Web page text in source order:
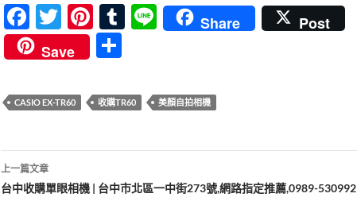
F
ac
e
b
o
o
k
T
w
itt
er
Pi
nt
er
es
t
T
bl
r
Li
Share
Post
Save
CASIO EX-TR60 收購TR60 美顏自拍相機
文
章
上一篇文章
台中收購單眼相機 | 台中市北區一中街273號,網路指定推薦,0989-530992